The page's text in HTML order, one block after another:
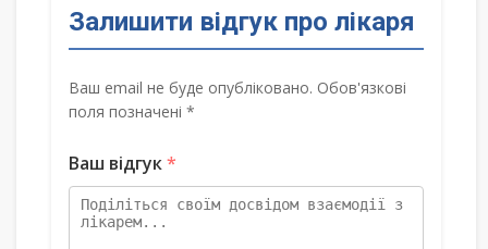
Залишити відгук про лікаря
Ваш email не буде опубліковано. Обов'язкові
поля позначені *
Ваш відгук*